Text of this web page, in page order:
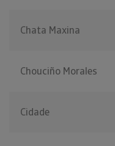
Chata Maxina
Chouciño Morales
Cidade